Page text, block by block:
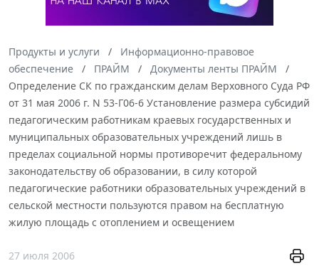
Продукты и услуги
Информационно-правовое
обеспечение
ПРАЙМ
Документы ленты ПРАЙМ
Определение СК по гражданским делам Верховного Суда РФ
от 31 мая 2006 г. N 53-Г06-6 Установление размера субсидий
педагогическим работникам краевых государственных и
муниципальных образовательных учреждений лишь в
пределах социальной нормы противоречит федеральному
законодательству об образовании, в силу которой
педагогические работники образовательных учреждений в
сельской местности пользуются правом на бесплатную
жилую площадь с отоплением и освещением
27 июля 2006